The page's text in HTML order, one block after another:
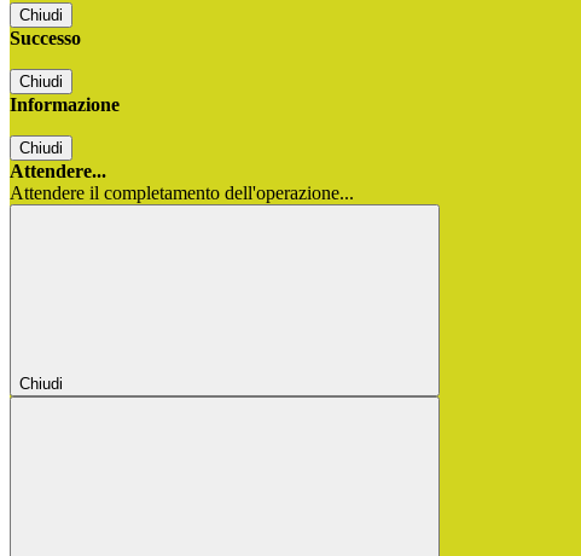
Chiudi
Successo
Chiudi
Informazione
Chiudi
Attendere...
Attendere il completamento dell'operazione...
Chiudi